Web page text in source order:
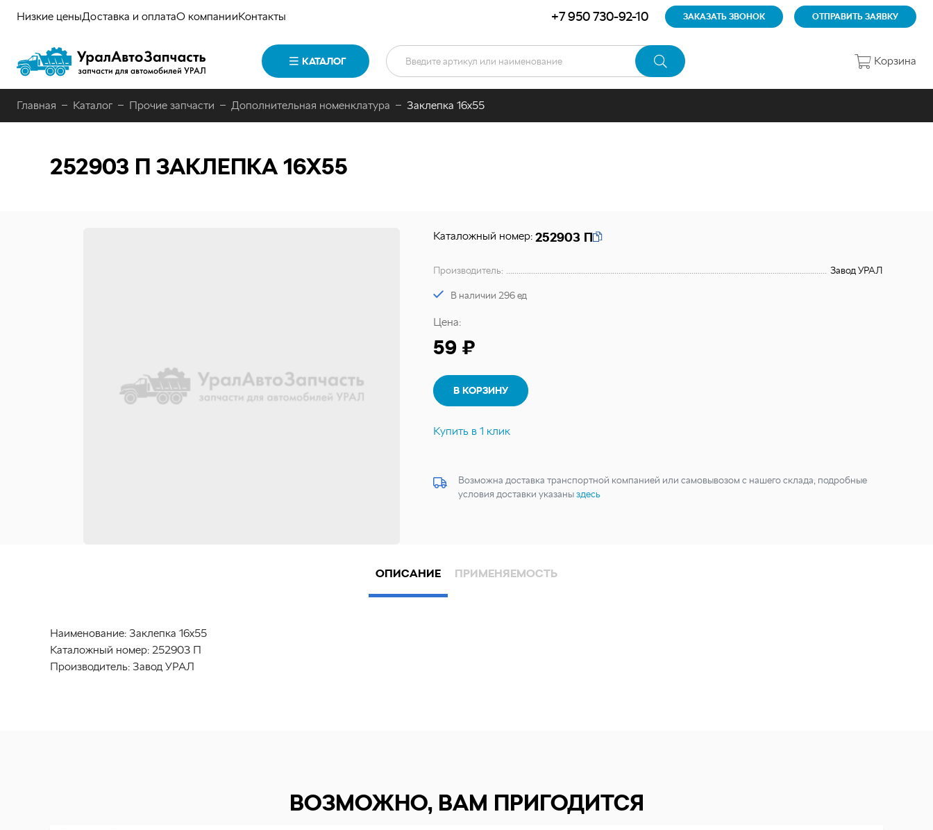
Низкие ценыДоставка и оплатаО компанииКонтакты +7 950 730-92-10 ЗАКАЗАТЬ ЗВОНОК ОТПРАВИТЬ ЗАЯВКУ
КАТАЛОГ Корзина
Главная Каталог Прочие запчасти Дополнительная номенклатура Заклепка 16х55
252903 П ЗАКЛЕПКА 16Х55
Каталожный номер: 252903 П
Производитель: Завод УРАЛ
В наличии 296 ед
Цена:
59 ₽
В КОРЗИНУ
Купить в 1 клик
Возможна доставка транспортной компанией или самовывозом с нашего склада, подробные
условия доставки указаныздесь
ОПИСАНИЕ ПРИМЕНЯЕМОСТЬ
Наименование: Заклепка 16х55
Каталожный номер: 252903 П
Производитель: Завод УРАЛ
ВОЗМОЖНО, ВАМ ПРИГОДИТСЯ